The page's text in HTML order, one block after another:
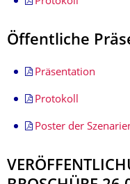
Öffentliche
Präsentation
Protokoll
Poster der